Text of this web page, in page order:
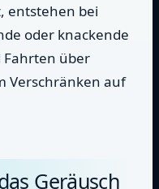
entstehen bei
oder knackende
Fahrten über
Verschränken auf
Geräusch